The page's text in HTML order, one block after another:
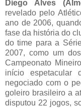
Diego Alves
revelado pelo
ano de 2006,
fase da história do
do time para a
2007, como um
Campeonato
início espetacular
negociado com o
goleiro brasileiro a
disputou 22 jogos,